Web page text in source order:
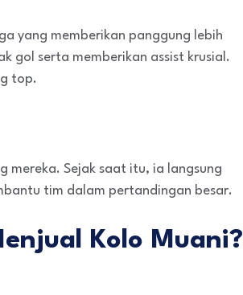
yang memberikan panggung lebih
gol serta memberikan assist krusial.
top.
mereka. Sejak saat itu, ia langsung
tim dalam pertandingan besar.
Kolo Muani?